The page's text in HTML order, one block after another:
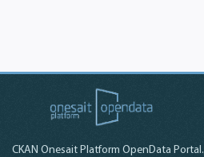
CKAN Onesait Platform OpenData Portal.